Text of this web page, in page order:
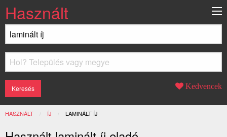
Használt
Kedvencek
HASZNÁLT ÍJ JELENLEGI:
LAMINÁLT ÍJ